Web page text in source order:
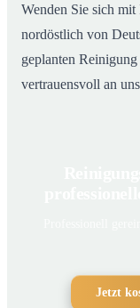
Wenden Sie sich
nordöstlich von
geplanten
vertrauensvoll an
Jetzt